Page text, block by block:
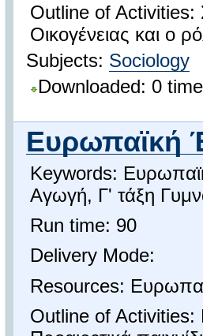
Outline of Activities:
Οικογένειας και ο
Subjects: Sociology
Downloaded: 0
Ευρωπαϊκή
Keywords:
Αγωγή, Γ' τάξη
Run time: 90
Delivery Mode:
Resources:
Outline of Activities: